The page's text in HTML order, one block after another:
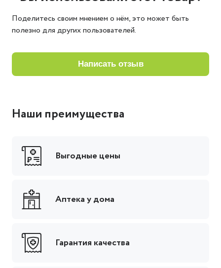
Поделитесь своим мнением о нём, это может быть
полезно для других пользователей.
написать отзыв
Наши преимущества
Выгодные цены
Аптека у дома
Гарантия качества